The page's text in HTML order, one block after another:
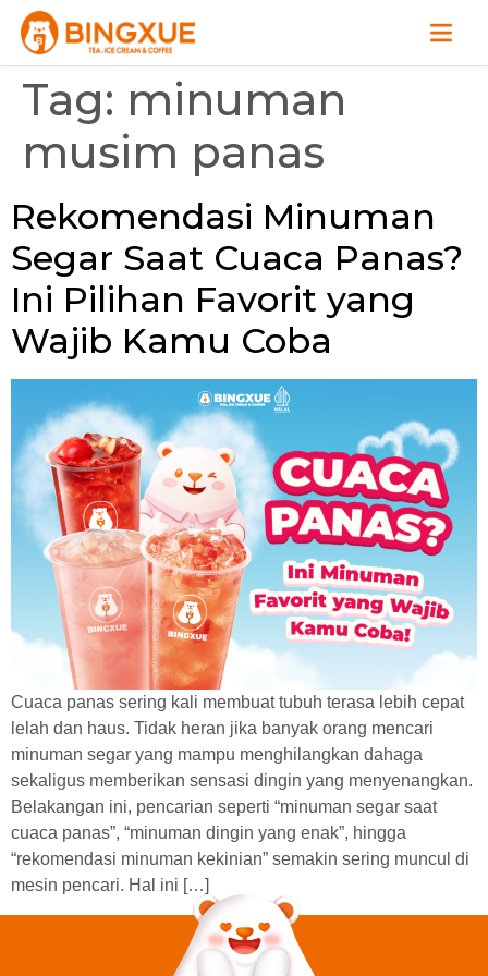
Tag: minuman
musim panas
Rekomendasi Minuman
Segar Saat Cuaca Panas?
Ini Pilihan Favorit yang
Wajib Kamu Coba
Cuaca panas sering kali membuat tubuh terasa lebih cepat
lelah dan haus. Tidak heran jika banyak orang mencari
minuman segar yang mampu menghilangkan dahaga
sekaligus memberikan sensasi dingin yang menyenangkan.
Belakangan ini, pencarian seperti “minuman segar saat
cuaca panas”, “minuman dingin yang enak”, hingga
“rekomendasi minuman kekinian” semakin sering muncul di
mesin pencari. Hal ini […]